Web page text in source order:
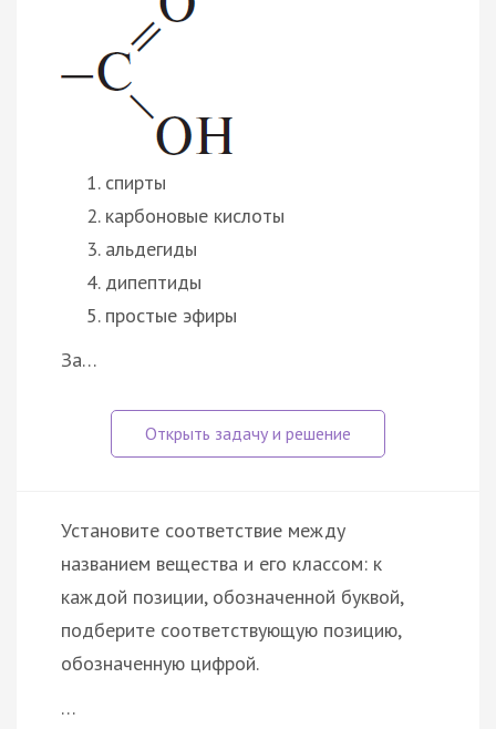
спирты
карбоновые кислоты
альдегиды
дипептиды
простые эфиры
За…
Установите соответствие между
названием вещества и его классом: к
каждой позиции, обозначенной буквой,
подберите соответствующую позицию,
обозначенную цифрой.
…